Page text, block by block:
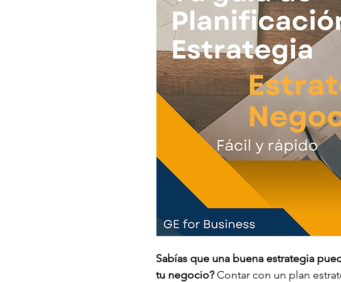
Sabías que una buena estrategia
tu negocio? Contar con un plan